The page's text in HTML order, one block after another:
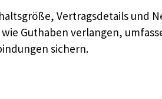
Vertragsdetails und
Guthaben verlangen,
sichern.